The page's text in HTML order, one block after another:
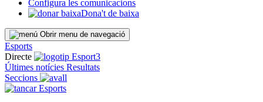
Configura les comunicacions
Dona't de baixa
Obrir menu de navegació
Esports
Directe
Últimes notícies Resultats
Seccions
Esports